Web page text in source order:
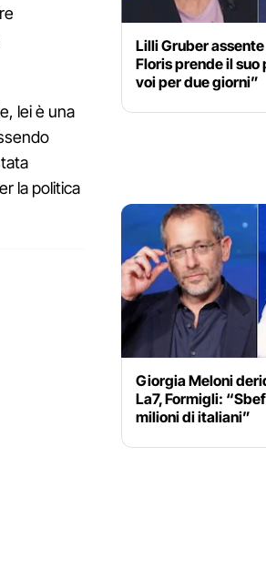
lei è una
la politica
Lilli Gruber
Floris prende il suo
voi per due giorni”
Giorgia Meloni
La7, Formigli:
milioni di italiani”